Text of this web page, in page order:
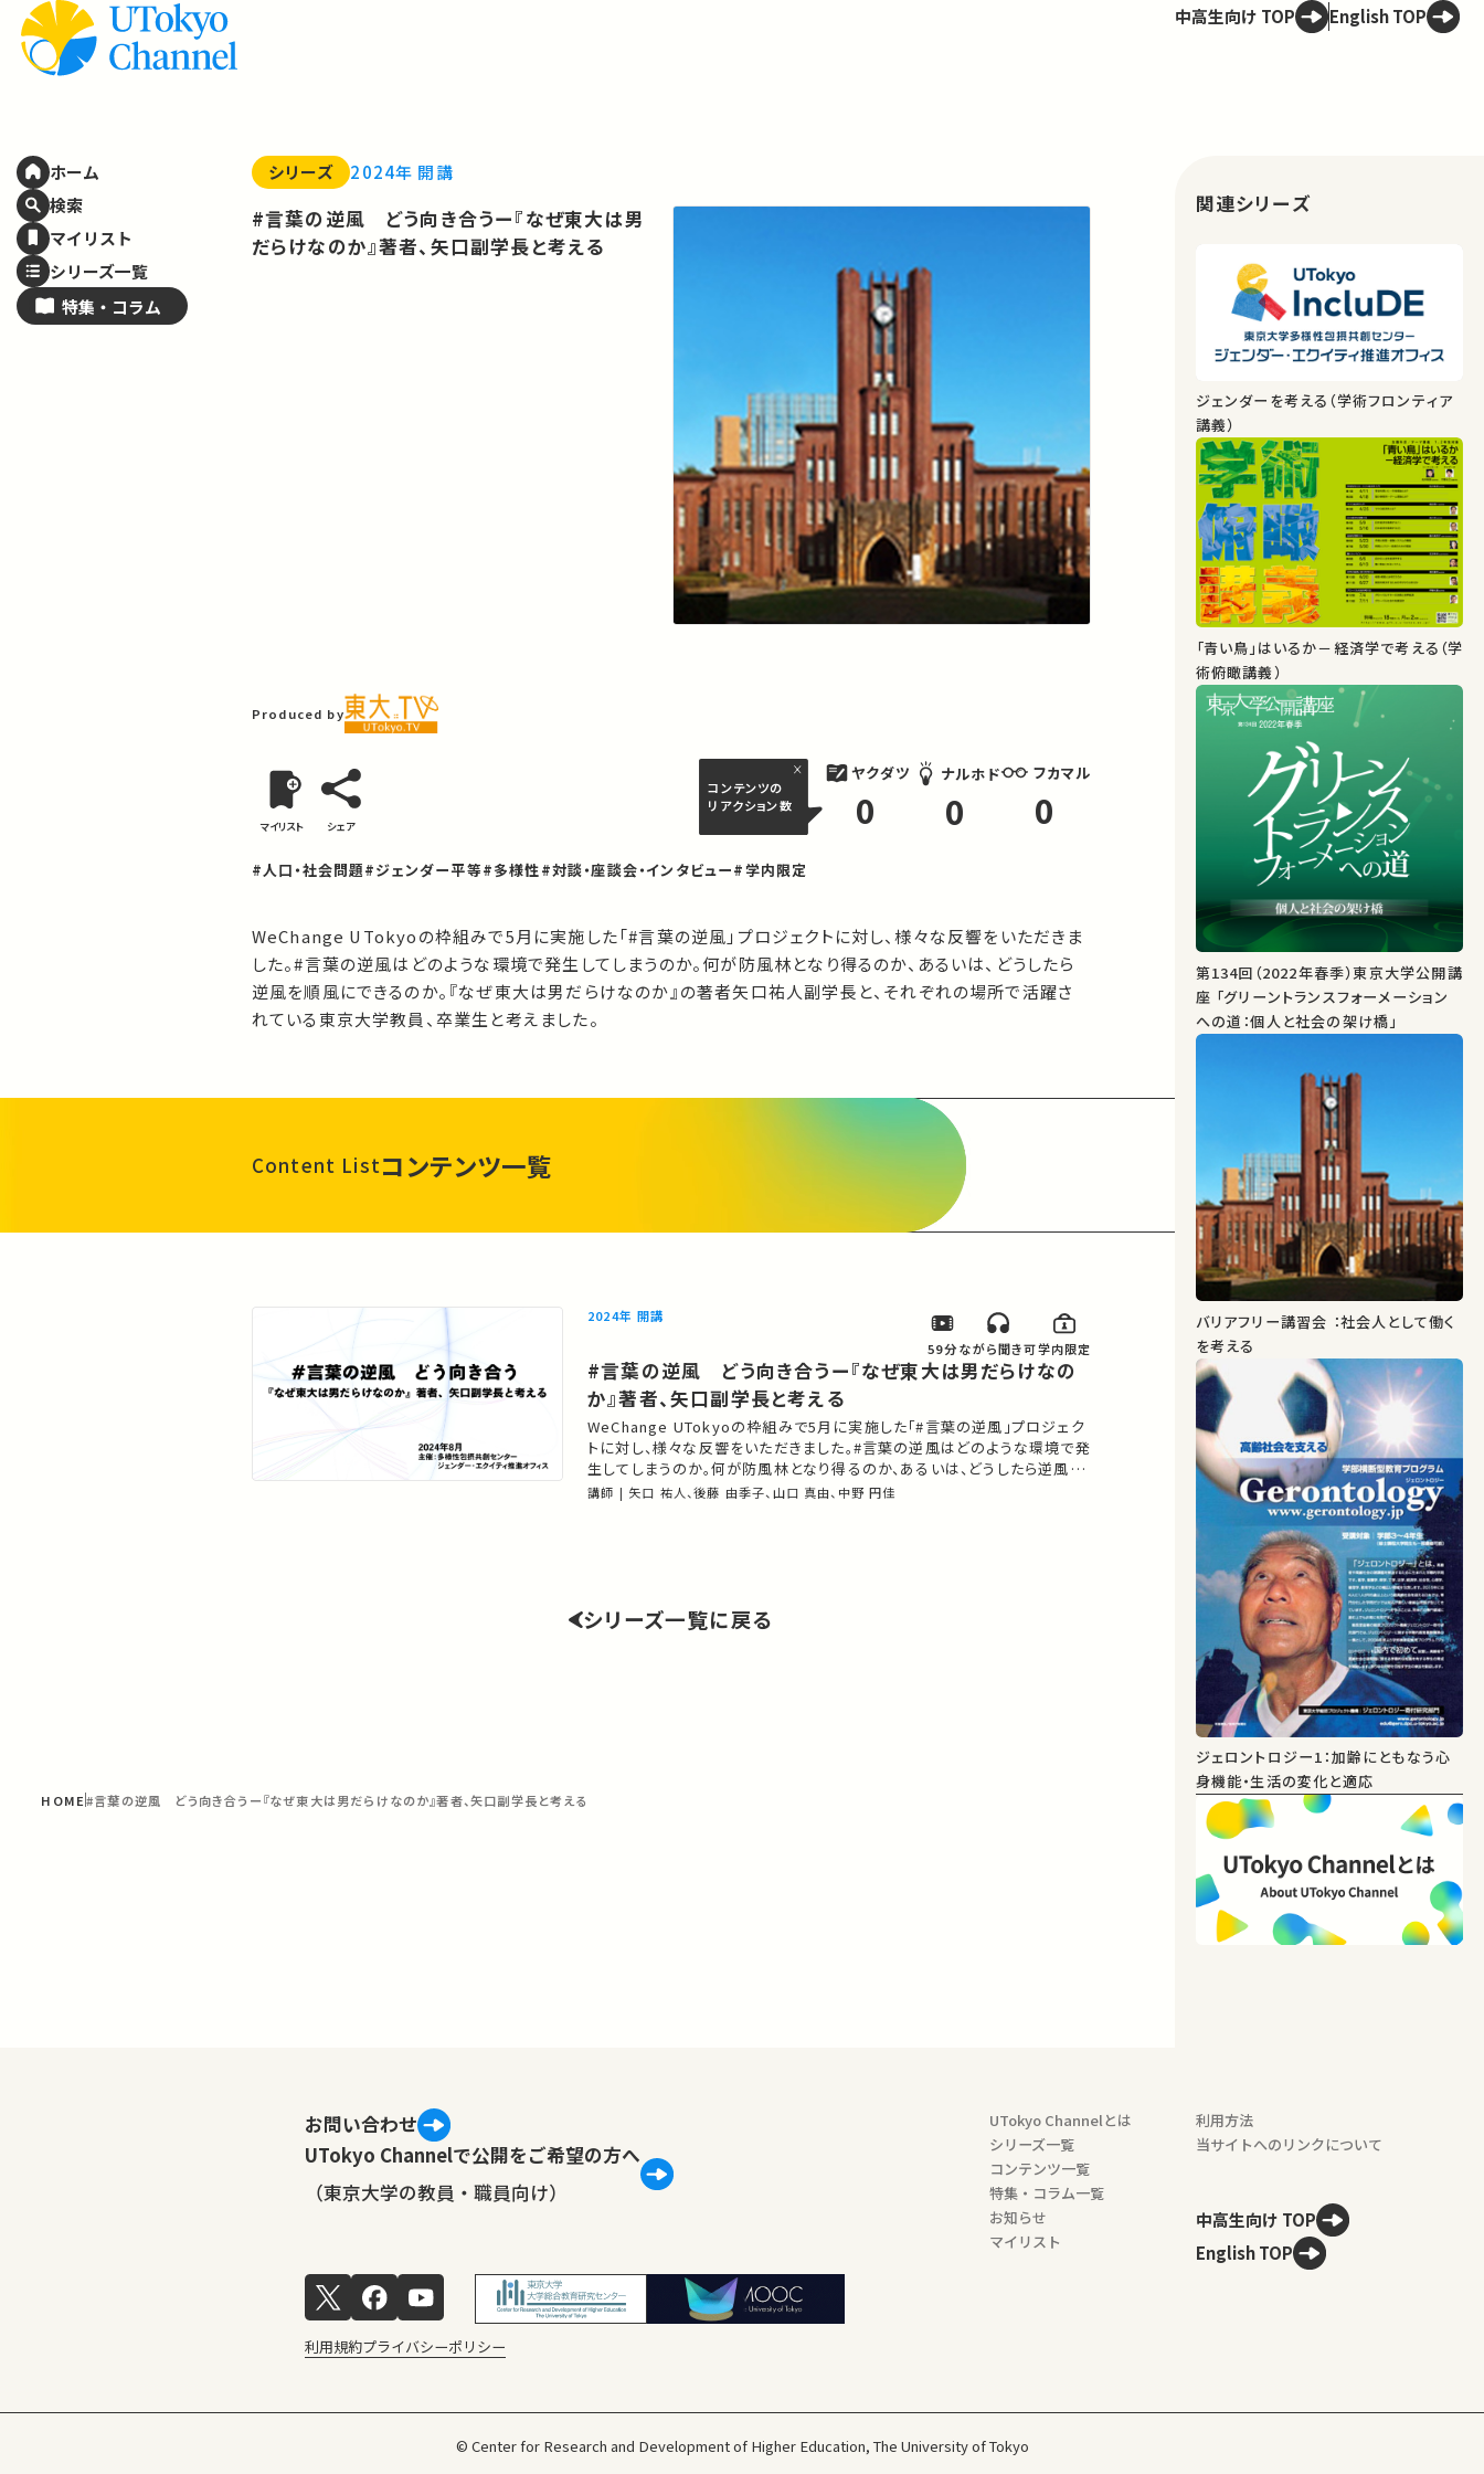
ホーム
検索
マイリスト
シリーズ一覧
特集・ コラム
中高生向け TOP English TOP
シリーズ 2024年 開講
#言葉の逆風 どう向き合うー『なぜ東大は男
だらけなのか』著者、矢口副学長と考える
Produced by
マイリスト シェア
コンテンツの
リアクション数
ヤクダツ
0
ナルホド
0
フカマル
0
#人口・社会問題#ジェンダー平等#多様性#対談・座談会・インタビュー#学内限定
WeChange UTokyoの枠組みで5月に実施した「#言葉の逆風」プロジェクトに対し、様々な反響をいただきま
した。#言葉の逆風はどのような環境で発生してしまうのか。何が防風林となり得るのか、あるいは、どうしたら
逆風を順風にできるのか。『なぜ東大は男だらけなのか』の著者矢口祐人副学長と、それぞれの場所で活躍さ
れている東京大学教員、卒業生と考えました。
Content Listコンテンツ一覧
2024年 開講
59分ながら聞き可学内限定
#言葉の逆風 どう向き合うー『なぜ東大は男だらけなの
か』著者、矢口副学長と考える
WeChange UTokyoの枠組みで5月に実施した「#言葉の逆風」プロジェク
トに対し、様々な反響をいただきました。#言葉の逆風はどのような環境で発
生してしまうのか。何が防風林となり得るのか、あるいは、どうしたら逆風を
順風にできるのか。『なぜ東大は男だらけなのか』の著者矢口祐人副学長
講師 | 矢口 祐人、後藤 由季子、山口 真由、中野 円佳
シリーズ一覧に戻る
HOME#言葉の逆風 どう向き合うー『なぜ東大は男だらけなのか』著者、矢口副学長と考える
関連シリーズ
ジェンダーを考える（学術フロンティア
講義）
「青い鳥」はいるか－経済学で考える（学
術俯瞰講義）
第134回（2022年春季）東京大学公開講
座 「グリーントランスフォーメーション
への道：個人と社会の架け橋」
バリアフリー講習会 ：社会人として働く
を考える
ジェロントロジー1：加齢にともなう心
身機能・生活の変化と適応
お問い合わせ
UTokyo Channelで公開をご希望の方へ
（東京大学の教員・職員向け）
UTokyo Channelとは
シリーズ一覧
コンテンツ一覧
特集・コラム一覧
お知らせ
マイリスト
利用方法
当サイトへのリンクについて
中高生向け TOP
English TOP
利用規約プライバシーポリシー
© Center for Research and Developmentof Higher Education, The University of Tokyo